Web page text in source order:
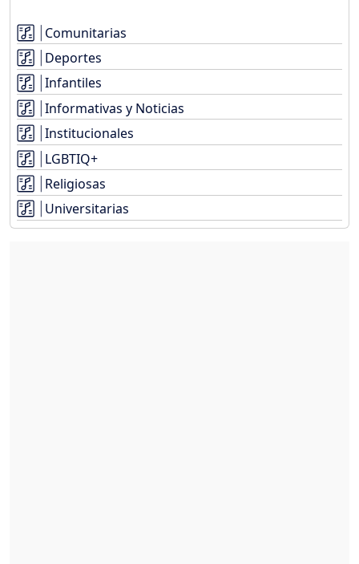
Comunitarias
Deportes
Infantiles
Informativas y Noticias
Institucionales
LGBTIQ+
Religiosas
Universitarias